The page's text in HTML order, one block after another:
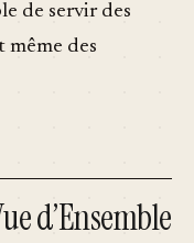
de servir des
même des
d’Ensemble